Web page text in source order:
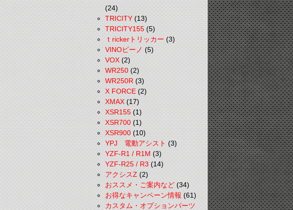
(24)
TRICITY(13)
TRICITY155(5)
ｔrickerトリッカー(3)
VINOビーノ(5)
VOX(2)
WR250(2)
WR250R(3)
X FORCE(2)
XMAX(17)
XSR155(1)
XSR700(1)
XSR900(10)
YPJ 電動アシスト(3)
YZF-R1 / R1M(3)
YZF-R25 / R3(14)
アクシスZ(2)
おススメ・ご案内など(34)
お得なキャンペーン情報(61)
カスタム・オプションパーツ